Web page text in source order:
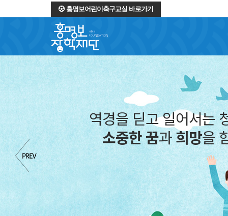
홍명보어린이축구교실 바로가기
역경을 딛고 일어서는
소중한 꿈과희망을